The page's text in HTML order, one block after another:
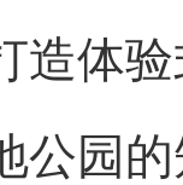
造体
公园